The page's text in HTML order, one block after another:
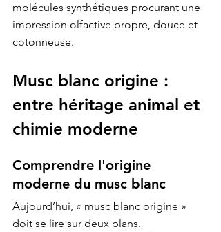
molécules synthétiques procurant une
impression olfactive propre, douce et
cotonneuse.
Musc blanc origine :
entre héritage animal et
chimie moderne
Comprendre l'origine
moderne du musc blanc
Aujourd’hui, « musc blanc origine »
doit se lire sur deux plans.